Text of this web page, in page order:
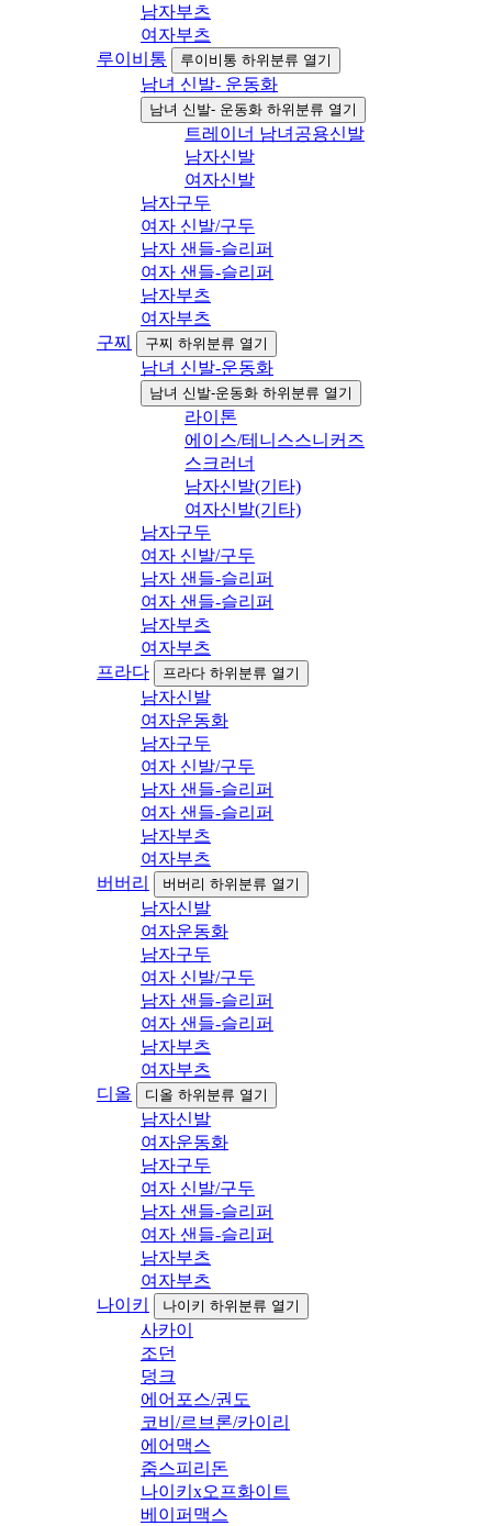
남자부츠
여자부츠
루이비통
루이비통 하위분류 열기
남녀 신발- 운동화
남녀 신발- 운동화 하위분류 열기
트레이너 남녀공용신발
남자신발
여자신발
남자구두
여자 신발/구두
남자 샌들-슬리퍼
여자 샌들-슬리퍼
남자부츠
여자부츠
구찌
구찌 하위분류 열기
남녀 신발-운동화
남녀 신발-운동화 하위분류 열기
라이톤
에이스/테니스스니커즈
스크러너
남자신발(기타)
여자신발(기타)
남자구두
여자 신발/구두
남자 샌들-슬리퍼
여자 샌들-슬리퍼
남자부츠
여자부츠
프라다
프라다 하위분류 열기
남자신발
여자운동화
남자구두
여자 신발/구두
남자 샌들-슬리퍼
여자 샌들-슬리퍼
남자부츠
여자부츠
버버리
버버리 하위분류 열기
남자신발
여자운동화
남자구두
여자 신발/구두
남자 샌들-슬리퍼
여자 샌들-슬리퍼
남자부츠
여자부츠
디올
디올 하위분류 열기
남자신발
여자운동화
남자구두
여자 신발/구두
남자 샌들-슬리퍼
여자 샌들-슬리퍼
남자부츠
여자부츠
나이키
나이키 하위분류 열기
사카이
조던
덩크
에어포스/권도
코비/르브론/카이리
에어맥스
줌스피리돈
나이키x오프화이트
베이퍼맥스